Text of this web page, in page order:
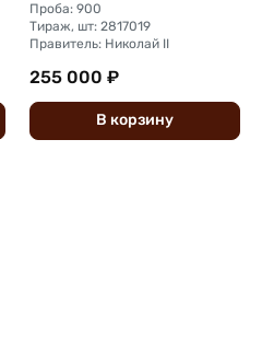
Проба: 900
Тираж, шт: 2817019
Правитель: Николай II
255 000 ₽
В корзину